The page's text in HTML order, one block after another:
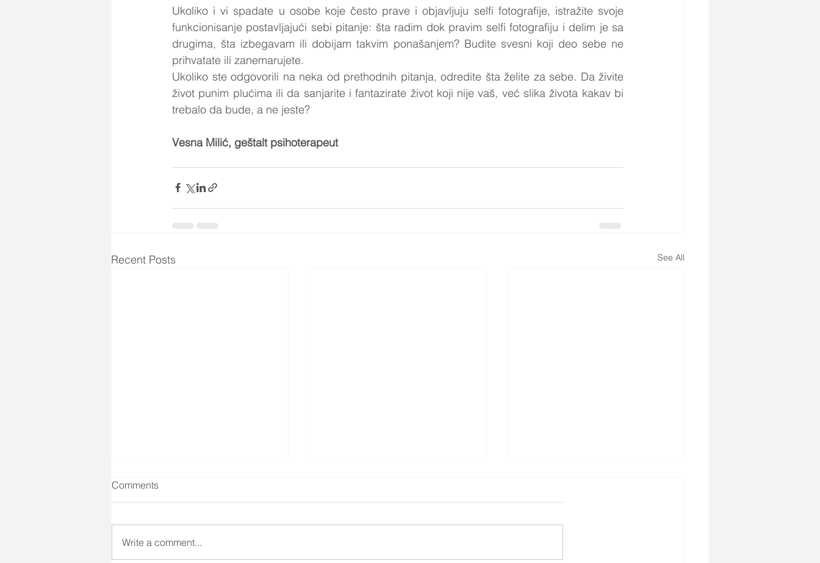
Ukoliko i vi spadate u osobe koje često prave i objavljuju selfi fotografije, istražite svoje
funkcionisanje postavljajući sebi pitanje: šta radim dok pravim selfi fotografiju i delim je sa
drugima, šta izbegavam ili dobijam takvim ponašanjem? Budite svesni koji deo sebe ne
prihvatate ili zanemarujete.
Ukoliko ste odgovorili na neka od prethodnih pitanja, odredite šta želite za sebe. Da živite
život punim plućima ili da sanjarite i fantazirate život koji nije vaš, već slika života kakav bi
trebalo da bude, a ne jeste?
Vesna Milić, geštalt psihoterapeut
Recent Posts See All
Comments
Write a comment...